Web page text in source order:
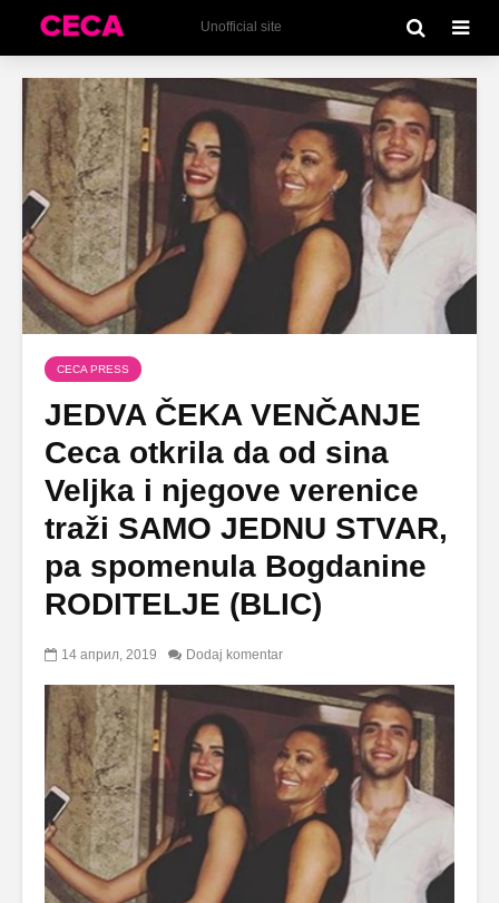
Unofficial site
CECA PRESS
JEDVA ČEKA VENČANJE
Ceca otkrila da od sina
Veljka i njegove verenice
traži SAMO JEDNU STVAR,
pa spomenula Bogdanine
RODITELJE (BLIC)
14 април, 2019 Dodaj komentar